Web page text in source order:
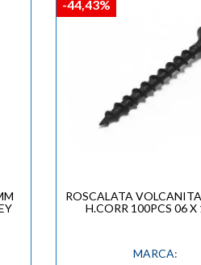
ROSCALATA
H.CORR 100PCS 06 X
MARCA:
-44,43%